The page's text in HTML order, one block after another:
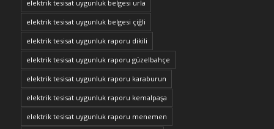
elektrik tesisat uygunluk belgesi urla
elektrik tesisat uygunluk belgesi çiğli
elektrik tesisat uygunluk raporu dikili
elektrik tesisat uygunluk raporu güzelbahçe
elektrik tesisat uygunluk raporu karaburun
elektrik tesisat uygunluk raporu kemalpaşa
elektrik tesisat uygunluk raporu menemen